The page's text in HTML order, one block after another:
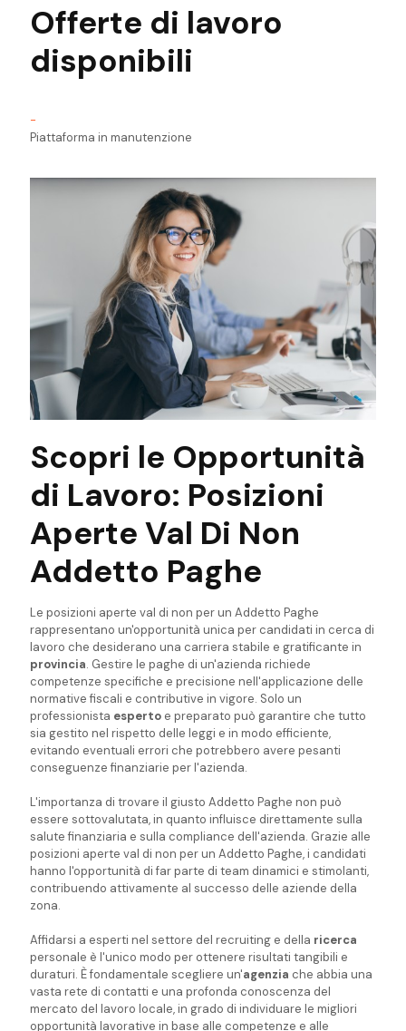
Offerte di lavoro
disponibili
-
Piattaforma in manutenzione
Scopri le Opportunità
di Lavoro: Posizioni
Aperte Val Di Non
Addetto Paghe
Le posizioni aperte val di non per un Addetto Paghe
rappresentano un'opportunità unica per candidati in cerca di
lavoro che desiderano una carriera stabile e gratificante in
provincia. Gestire le paghe di un'azienda richiede
competenze specifiche e precisione nell'applicazione delle
normative fiscali e contributive in vigore. Solo un
professionista esperto e preparato può garantire che tutto
sia gestito nel rispetto delle leggi e in modo efficiente,
evitando eventuali errori che potrebbero avere pesanti
conseguenze finanziarie per l'azienda.
L'importanza di trovare il giusto Addetto Paghe non può
essere sottovalutata, in quanto influisce direttamente sulla
salute finanziaria e sulla compliance dell'azienda. Grazie alle
posizioni aperte val di non per un Addetto Paghe, i candidati
hanno l'opportunità di far parte di team dinamici e stimolanti,
contribuendo attivamente al successo delle aziende della
zona.
Affidarsi a esperti nel settore del recruiting e della ricerca
personale è l'unico modo per ottenere risultati tangibili e
duraturi. È fondamentale scegliere un'agenzia che abbia una
vasta rete di contatti e una profonda conoscenza del
mercato del lavoro locale, in grado di individuare le migliori
opportunità lavorative in base alle competenze e alle